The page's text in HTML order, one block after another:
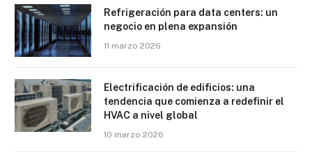
Refrigeración para data centers: un
negocio en plena expansión
11 marzo 2026
Electrificación de edificios: una
tendencia que comienza a redefinir el
HVAC a nivel global
10 marzo 2026